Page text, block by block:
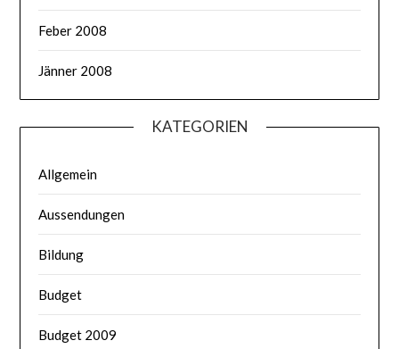
Feber 2008
Jänner 2008
KATEGORIEN
Allgemein
Aussendungen
Bildung
Budget
Budget 2009